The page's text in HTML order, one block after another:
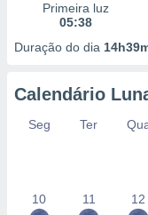
Primeira luz
05:38
Duração do dia
Calendário
Seg Ter
10 11 12